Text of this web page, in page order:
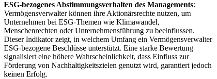
ESG-bezogenes Abstimmungsverhalten des Managements:
Vermögensverwalter können ihre Aktionärsrechte nutzen, um
Unternehmen bei ESG-Themen wie Klimawandel,
Menschenrechten oder Unternehmensführung zu beeinflussen.
Dieser Indikator zeigt, in welchem Umfang ein Vermögensverwalter
ESG-bezogene Beschlüsse unterstützt. Eine starke Bewertung
signalisiert eine höhere Wahrscheinlichkeit, dass Einfluss zur
Förderung von Nachhaltigkeitszielen genutzt wird, garantiert jedoch
keinen Erfolg.